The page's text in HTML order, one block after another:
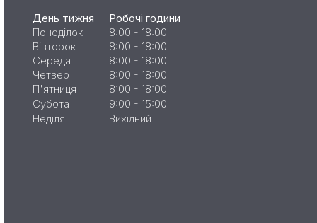
День тижня
Робочі години
Понеділок
8:00 - 18:00
Вівторок
8:00 - 18:00
Середа
8:00 - 18:00
Четвер
8:00 - 18:00
П'ятниця
8:00 - 18:00
Субота
9:00 - 15:00
Неділя
Вихідний